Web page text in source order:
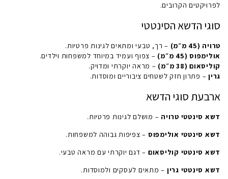
לפרויקטים הקרובים.
סוגי הדשא הסינטטי
טרויה (45 מ״מ)
– רך, טבעי ומתאים לגינות פרטיות.
אולימפוס (45 מ״מ)
– צפוף ועמיד במיוחד למשפחות וילדים.
קוליסאום (38 מ״מ)
– מראה יוקרתי ומדויק.
גרין– פתרון חזק לשטחים ציבוריים ומוסדות.
ארבעת סוגי הדשא
דשא סינטטי טרויה – מושלם לגינות פרטיות.
דשא סינטטי אולימפוס – צפיפות גבוהה למשפחות.
דשא סינטטי קוליסאום – דגם יוקרתי עם מראה טבעי.
דשא סינטטי גרין – מתאים לעסקים ולמוסדות.